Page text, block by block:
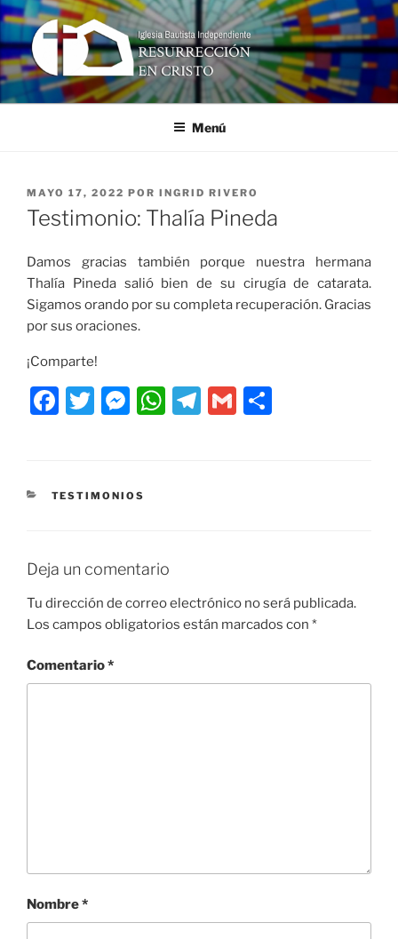
Ir
contenido
RESURRECCIÓN EN CRISTO
Iglesia Bautista Independiente
Menú
PUBLICADO
EN
MAYO 17, 2022 POR INGRID RIVERO
Testimonio: Thalía Pineda
Damos gracias también porque nuestra hermana
Thalía Pineda salió bien de su cirugía de catarata.
Sigamos orando por su completa recuperación. Gracias
por sus oraciones.
¡Comparte!
F
e
o
k
T
er
M
e
er
W
p
T
G
CATEGORÍAS
TESTIMONIOS
Deja un comentario
Tu dirección de correo electrónico no será publicada.
Los campos obligatorios están marcados con *
Comentario*
Nombre*